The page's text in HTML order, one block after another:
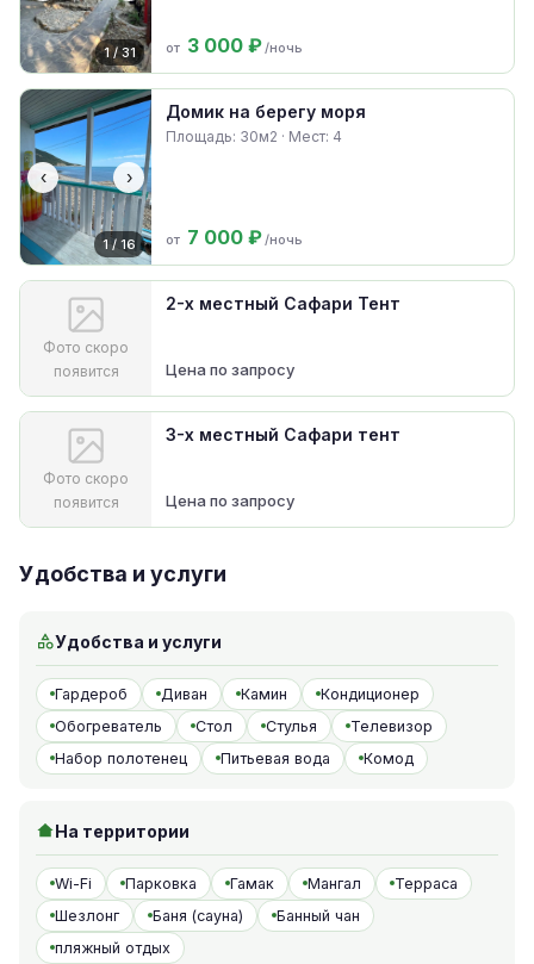
1 / 31 от 3 000 ₽/ночь
‹ ›
1 / 16
Домик на берегу моря
Площадь: 30м2 · Мест: 4
от 7 000 ₽/ночь
Фото скоро
появится
2-х местный Сафари Тент
Цена по запросу
Фото скоро
появится
3-х местный Сафари тент
Цена по запросу
Удобства и услуги
Удобства и услуги
Гардероб Диван Камин
Кондиционер
Обогреватель
Стол Стулья
Телевизор
Набор полотенец
Питьевая вода Комод
На территории
Wi-Fi Парковка Гамак Мангал
Терраса
Шезлонг
Баня (сауна)
Банный чан
пляжный отдых